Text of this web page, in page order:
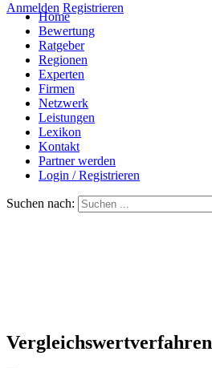
Anmelden Registrieren
Home
Bewertung
Ratgeber
Regionen
Experten
Firmen
Netzwerk
Leistungen
Lexikon
Kontakt
Partner werden
Login / Registrieren
Suchen nach:
Vergleichswertverfahren